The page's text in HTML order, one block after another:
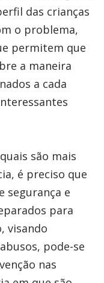
das crianças
o problema,
permitem que
a maneira
a cada
são mais
é preciso que
segurança e
para
visando
pode-se
nas